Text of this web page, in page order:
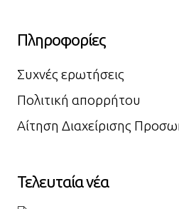
Πληροφορίες
Συχνές ερωτήσεις
Πολιτική απορρήτου
Αίτηση Διαχείρισης
Τελευταία νέα